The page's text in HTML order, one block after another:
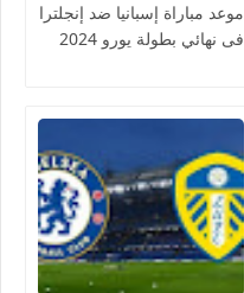
موعد مباراة إسبانيا ضد إنجلترا
فى نهائي بطولة يورو 2024